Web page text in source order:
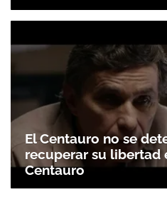
El Centauro no se
recuperar su libertad
Centauro